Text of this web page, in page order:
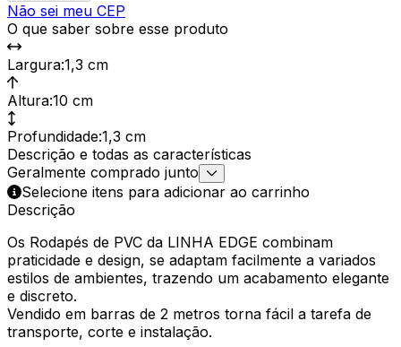
Não sei meu CEP
O que saber sobre esse produto
Largura:1,3 cm
Altura:10 cm
Profundidade:1,3 cm
Descrição e todas as características
Geralmente comprado junto
Selecione itens para adicionar ao carrinho
Descrição
Os Rodapés de PVC da LINHA EDGE combinam
praticidade e design, se adaptam facilmente a variados
estilos de ambientes, trazendo um acabamento elegante
e discreto.
Vendido em barras de 2 metros torna fácil a tarefa de
transporte, corte e instalação.